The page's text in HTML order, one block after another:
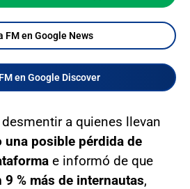
FM en Google News
en Google Discover
a quienes llevan
una posible pérdida de
e informó de que
% más de internautas,